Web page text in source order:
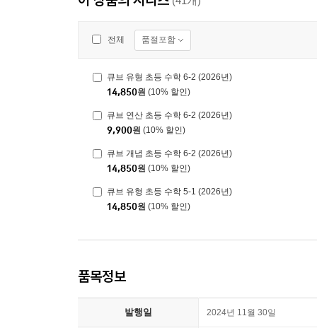
전체 품절포함
큐브 유형 초등 수학 6-2 (2026년)
14,850원 (10% 할인)
큐브 연산 초등 수학 6-2 (2026년)
9,900원 (10% 할인)
큐브 개념 초등 수학 6-2 (2026년)
14,850원 (10% 할인)
큐브 유형 초등 수학 5-1 (2026년)
14,850원 (10% 할인)
품목정보
발행일 2024년 11월 30일